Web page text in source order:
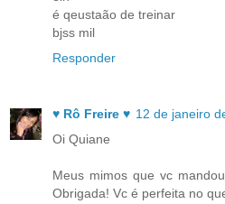
é qeustaão de treinar
bjss mil
Responder
♥ Rô Freire ♥ 12 de janeiro
Oi Quiane
Meus mimos que vc
Obrigada! Vc é perfeita no